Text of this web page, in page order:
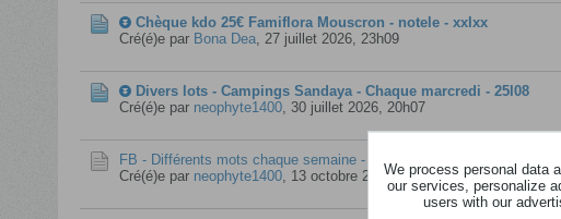
Chèque kdo 25€ Famiflora Mouscron - notele - xxlxx
Cré(é)e par Bona Dea, 27 juillet 2026, 23h09
Divers lots - Campings Sandaya - Chaque marcredi - 25l08
Cré(é)e par neophyte1400, 30 juillet 2026, 20h07
FB - Différents mots chaque semaine - JANETTE - xxlxx
Cré(é)e par neophyte1400, 13 octobre 2024, 13h44We process personal data
our services, personalize
users with our